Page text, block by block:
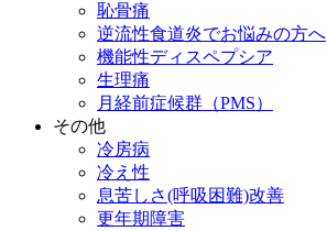
恥骨痛
逆流性食道炎でお悩みの方へ
機能性ディスペプシア
生理痛
月経前症候群（PMS）
その他
冷房病
冷え性
息苦しさ(呼吸困難)改善
更年期障害